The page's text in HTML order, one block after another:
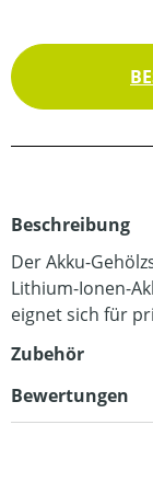
Beschreibung
Der Akku-
Lithium-Ionen-
eignet sich für
Zubehör
Bewertungen